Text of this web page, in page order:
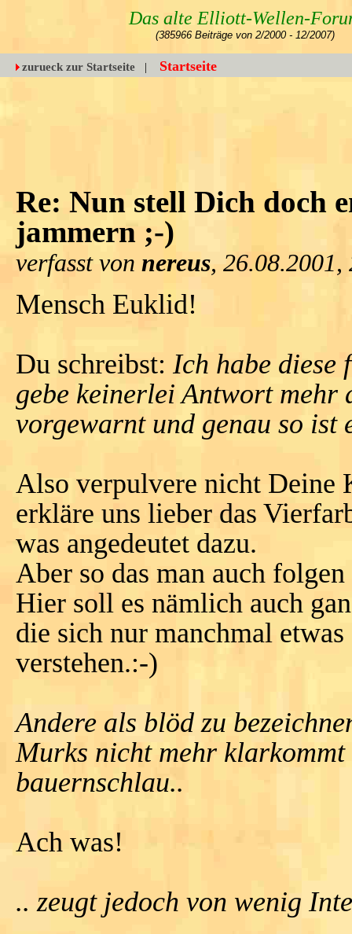
Das alte Elliott-Wellen-
(385966 Beiträge von 2/2000 - 12/2007)
zurueck zur Startseite | Startseite
Re: Nun stell Dich doch
jammern ;-)
verfasst von nereus, 26.08.2001,
Mensch Euklid!
Du schreibst: Ich habe diese
gebe keinerlei Antwort mehr
vorgewarnt und genau so ist
Also verpulvere nicht Deine
erkläre uns lieber das
was angedeutet dazu.
Aber so das man auch
Hier soll es nämlich auch
die sich nur manchmal
verstehen.:-)
Andere als blöd zu
Murks nicht mehr
bauernschlau..
Ach was!
.. zeugt jedoch von wenig